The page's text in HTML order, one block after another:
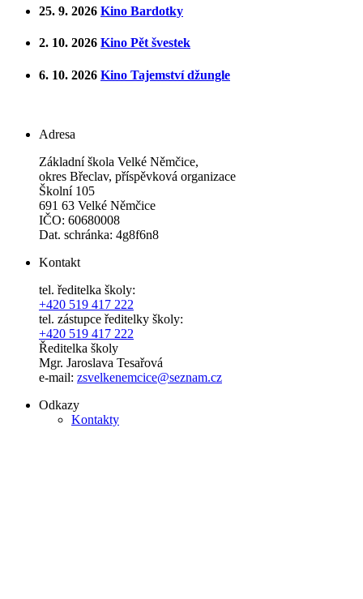
25. 9. 2026 Kino Bardotky
2. 10. 2026 Kino Pět švestek
6. 10. 2026 Kino Tajemství džungle
Adresa
Základní škola Velké Němčice,
okres Břeclav, příspěvková organizace
Školní 105
691 63 Velké Němčice
IČO: 60680008
Dat. schránka: 4g8f6n8
Kontakt
tel. ředitelka školy:
+420 519 417 222
tel. zástupce ředitelky školy:
+420 519 417 222
Ředitelka školy
Mgr. Jaroslava Tesařová
e-mail: zsvelkenemcice@seznam.cz
Odkazy
Kontakty